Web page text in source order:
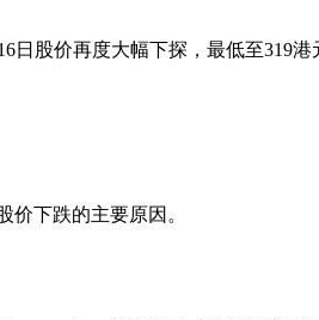
股价再度大幅下探，最低至319
下跌的主要原因。